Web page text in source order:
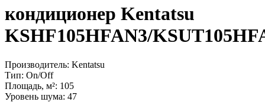
кондиционер Kentatsu
KSHF105HFAN3/
Производитель: Kentatsu
Тип: On/Off
Площадь, м²: 105
Уровень шума: 47